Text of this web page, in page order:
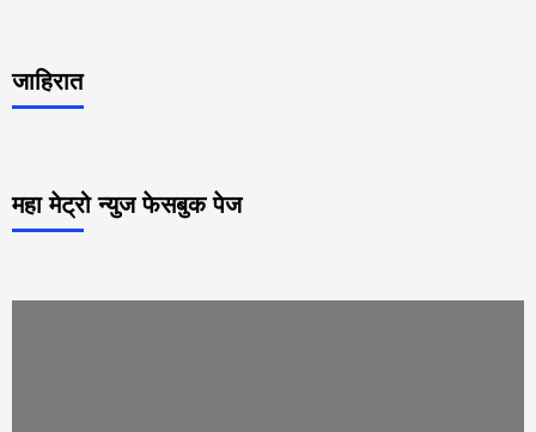
जाहिरात
महा मेट्रो न्युज फेसबुक पेज